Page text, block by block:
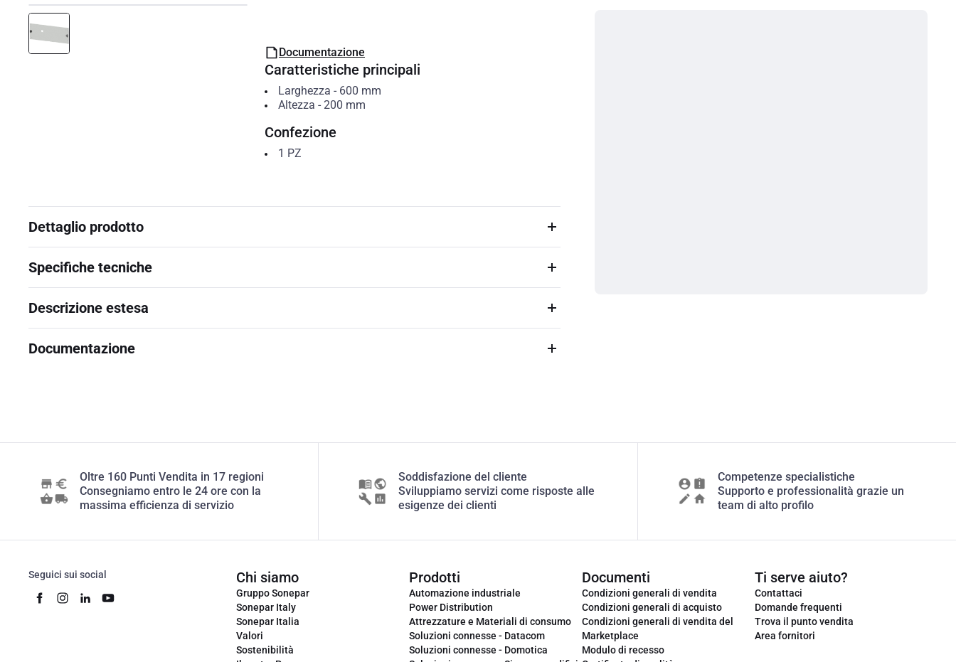
Documentazione
Caratteristiche principali
Larghezza - 600 mm
Altezza - 200 mm
Confezione
1 PZ
Dettaglio prodotto
Specifiche tecniche
Descrizione estesa
Documentazione
Oltre 160 Punti Vendita in 17 regioni
Consegniamo entro le 24 ore con la
massima efficienza di servizio
Soddisfazione del cliente
Sviluppiamo servizi come risposte alle
esigenze dei clienti
Competenze specialistiche
Supporto e professionalità grazie un
team di alto profilo
Seguici sui social Chi siamo
Gruppo Sonepar
Sonepar Italy
Sonepar Italia
Valori
Sostenibilità
Prodotti
Automazione industriale
Power Distribution
Attrezzature e Materiali di consumo
Soluzioni connesse - Datacom
Soluzioni connesse - Domotica
Documenti
Condizioni generali di vendita
Condizioni generali di acquisto
Condizioni generali di vendita del
Marketplace
Modulo di recesso
Ti serve aiuto?
Contattaci
Domande frequenti
Trova il punto vendita
Area fornitori